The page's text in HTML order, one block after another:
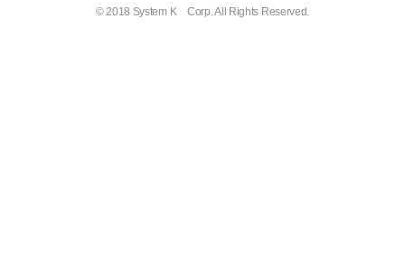
© 2018 System K Corp. All Rights Reserved.